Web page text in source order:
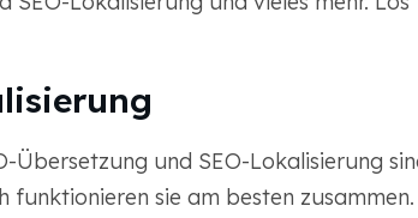
Übersetzung und SEO-Lokalisierung
funktionieren sie am besten zusammen.